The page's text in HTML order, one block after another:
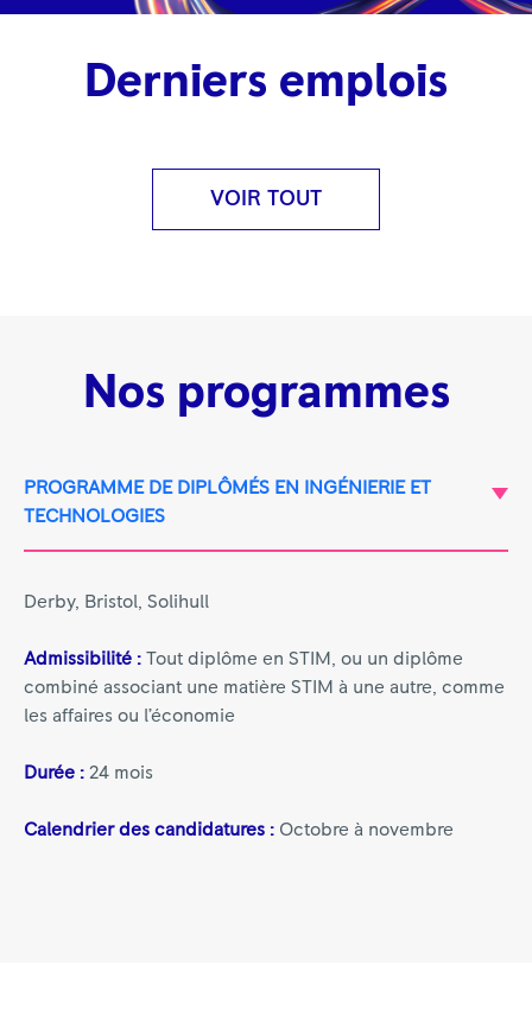
Derniers emplois
VOIR TOUT
Nos programmes
PROGRAMME DE DIPLÔMÉS EN INGÉNIERIE ET
TECHNOLOGIES
Derby, Bristol, Solihull
Admissibilité : Tout diplôme en STIM, ou un diplôme
combiné associant une matière STIM à une autre, comme
les affaires ou l’économie
Durée : 24 mois
Calendrier des candidatures : Octobre à novembre